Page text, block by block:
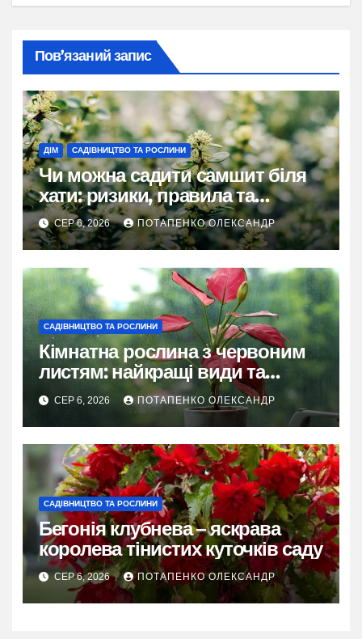
Пов’язаний запис
ДІМ САДІВНИЦТВО ТА РОСЛИНИ
Чи можна садити самшит біля
хати: ризики, правила та
практичні рішення
СЕР 6, 2026 ПОТАПЕНКО ОЛЕКСАНДР
САДІВНИЦТВО ТА РОСЛИНИ
Кімнатна рослина з червоним
листям: найкращі види та
секрети догляду
СЕР 6, 2026 ПОТАПЕНКО ОЛЕКСАНДР
САДІВНИЦТВО ТА РОСЛИНИ
Бегонія клубнева – яскрава
королева тінистих куточків саду
СЕР 6, 2026 ПОТАПЕНКО ОЛЕКСАНДР